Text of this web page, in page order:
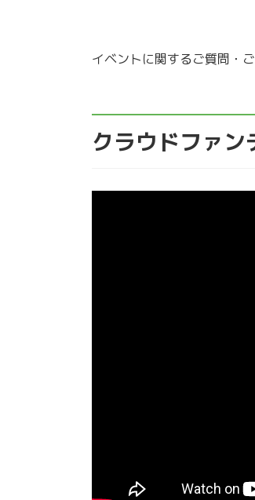
イベントに関するご質問・
クラウドファン